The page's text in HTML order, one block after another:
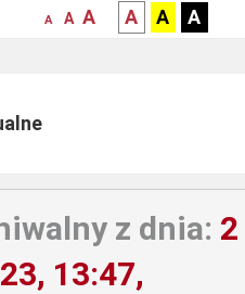
mniejsza
A
normalna
A
większa-
czcionka
A
kontrast
czarny
A
kontrast
czarny
A
żółty
A
z dnia: 2
13:47,